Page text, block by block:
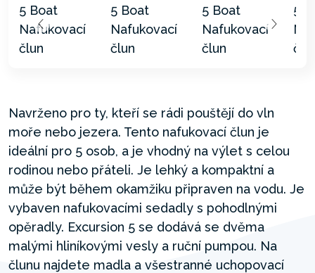
Navrženo pro ty, kteří se rádi pouštějí do vln
moře nebo jezera. Tento nafukovací člun je
ideální pro 5 osob, a je vhodný na výlet s celou
rodinou nebo přáteli. Je lehký a kompaktní a
může být během okamžiku připraven na vodu. Je
vybaven nafukovacími sedadly s pohodlnými
opěradly. Excursion 5 se dodává se dvěma
malými hliníkovými vesly a ruční pumpou. Na
člunu najdete madla a všestranné uchopovací